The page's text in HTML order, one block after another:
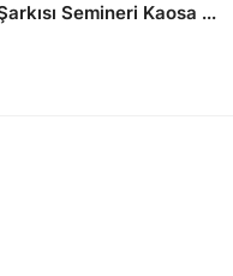
Semineri Kaosa ...